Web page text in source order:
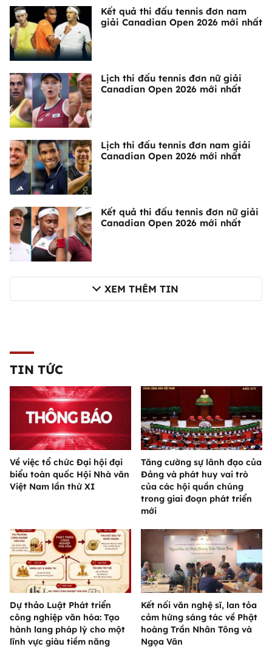
Kết quả thi đấu tennis đơn nam
giải Canadian Open 2026 mới nhất
Lịch thi đấu tennis đơn nữ giải
Canadian Open 2026 mới nhất
Lịch thi đấu tennis đơn nam giải
Canadian Open 2026 mới nhất
Kết quả thi đấu tennis đơn nữ giải
Canadian Open 2026 mới nhất
XEM THÊM TIN
TIN TỨC
Về việc tổ chức Đại hội đại
biểu toàn quốc Hội Nhà văn
Việt Nam lần thứ XI
Tăng cường sự lãnh đạo của
Đảng và phát huy vai trò
của các hội quần chúng
trong giai đoạn phát triển
mới
Dự thảo Luật Phát triển
công nghiệp văn hóa: Tạo
hành lang pháp lý cho một
lĩnh vực giàu tiềm năng
Kết nối văn nghệ sĩ, lan tỏa
cảm hứng sáng tác về Phật
hoàng Trần Nhân Tông và
Ngọa Vân